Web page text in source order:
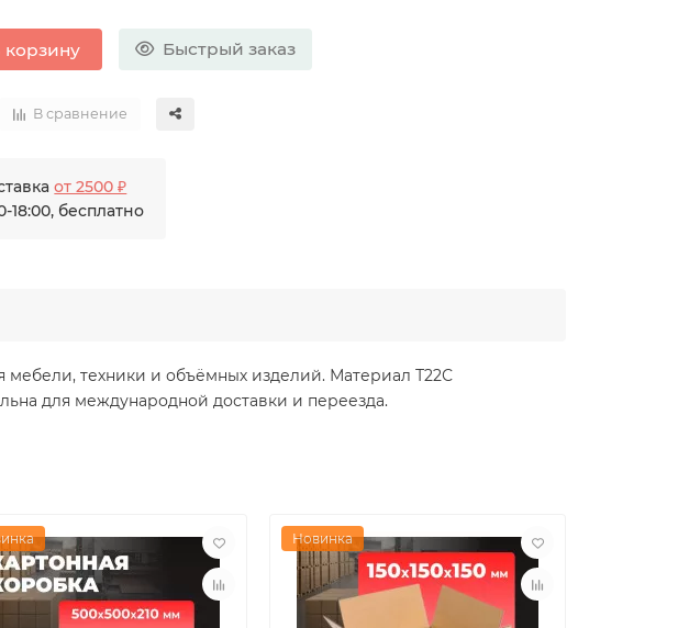
корзину Быстрый заказ
В сравнение
от 2500 ₽
18:00, бесплатно
мебели, техники и объёмных изделий. Материал Т22С
для международной доставки и переезда.
Новинка